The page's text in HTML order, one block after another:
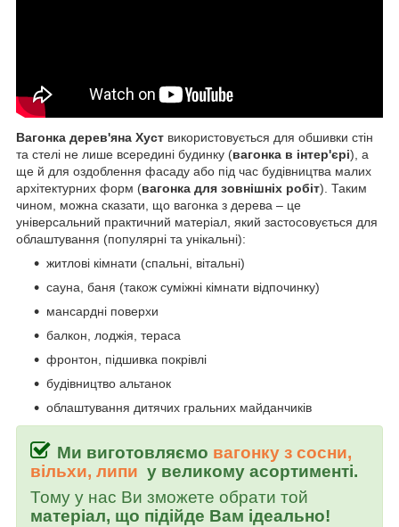
Вагонка дерев'яна Хуст використовується для обшивки стін
та стелі не лише всередині будинку (вагонка в інтер'єрі), а
ще й для оздоблення фасаду або під час будівництва малих
архітектурних форм (вагонка для зовнішніх робіт). Таким
чином, можна сказати, що вагонка з дерева – це
універсальний практичний матеріал, який застосовується для
облаштування (популярні та унікальні):
житлові кімнати (спальні, вітальні)
сауна, баня (також суміжні кімнати відпочинку)
мансардні поверхи
балкон, лоджія, тераса
фронтон, підшивка покрівлі
будівництво альтанок
облаштування дитячих гральних майданчиків
Ми виготовляємо вагонку з сосни,
вільхи, липи у великому асортименті.
Тому у нас Ви зможете обрати той
матеріал, що підійде Вам ідеально!